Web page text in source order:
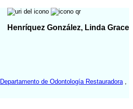
Henríquez González, Linda Grace
Departamento de Odontología Restauradora